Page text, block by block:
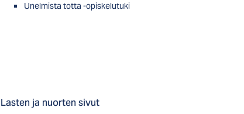
Unelmista totta -opiskelutuki
Lasten ja nuorten sivut